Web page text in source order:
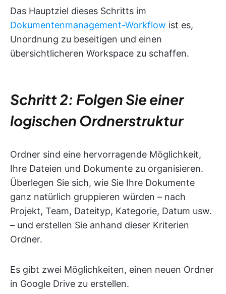
Das Hauptziel dieses Schritts im
Dokumentenmanagement-Workflow ist es,
Unordnung zu beseitigen und einen
übersichtlicheren Workspace zu schaffen.
Schritt 2: Folgen Sie einer
logischen Ordnerstruktur
Ordner sind eine hervorragende Möglichkeit,
Ihre Dateien und Dokumente zu organisieren.
Überlegen Sie sich, wie Sie Ihre Dokumente
ganz natürlich gruppieren würden – nach
Projekt, Team, Dateityp, Kategorie, Datum usw.
– und erstellen Sie anhand dieser Kriterien
Ordner.
Es gibt zwei Möglichkeiten, einen neuen Ordner
in Google Drive zu erstellen.